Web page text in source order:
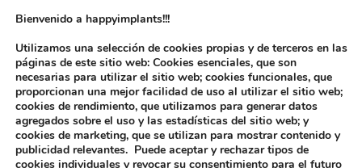
Inicio/Implantología/Aditamentos Digitales /Zimmer®/ Interfase
Antirrotatoria Zimmer®
Bienvenido a happyimplants!!!
Utilizamos una selección de cookies propias y de terceros en las
páginas de este sitio web: Cookies esenciales, que son
necesarias para utilizar el sitio web; cookies funcionales, que
proporcionan una mejor facilidad de uso al utilizar el sitio web;
cookies de rendimiento, que utilizamos para generar datos
agregados sobre el uso y las estadísticas del sitio web; y
cookies de marketing, que se utilizan para mostrar contenido y
publicidad relevantes. Puede aceptar y rechazar tipos de
cookies individuales y revocar su consentimiento para el futuro